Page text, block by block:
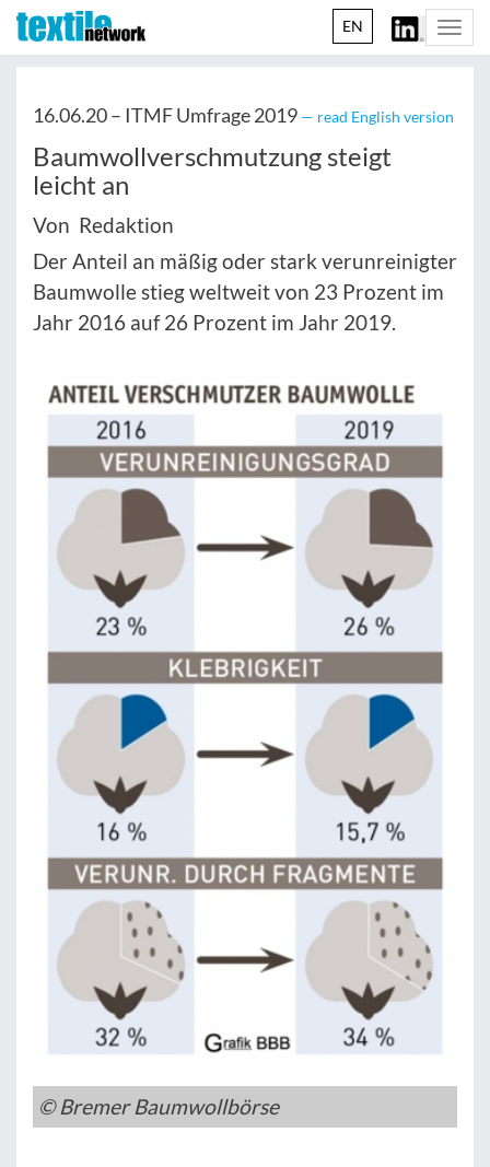
EN
16.06.20 – ITMF Umfrage 2019 — read English version
Baumwollverschmutzung steigt
leicht an
Von Redaktion
Der Anteil an mäßig oder stark verunreinigter
Baumwolle stieg weltweit von 23 Prozent im
Jahr 2016 auf 26 Prozent im Jahr 2019.
© Bremer Baumwollbörse